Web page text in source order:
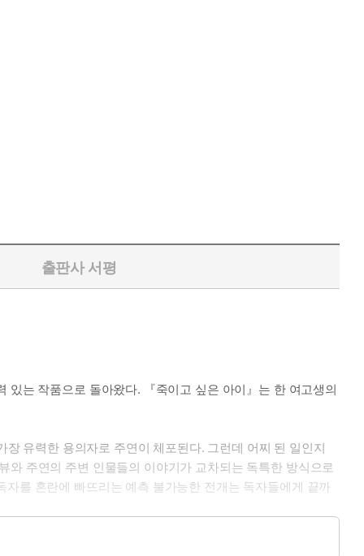
출판사 서평
는 작품으로 돌아왔다. 『죽이고 싶은 아이』는 한 여고생의
유력한 용의자로 주연이 체포된다. 그런데 어찌 된 일인지
주연의 주변 인물들의 이야기가 교차되는 독특한 방식으로
를 혼란에 빠뜨리는 예측 불가능한 전개는 독자들에게 끝까